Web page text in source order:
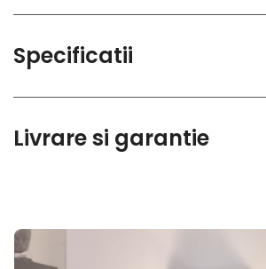
Specificatii
Livrare si garantie